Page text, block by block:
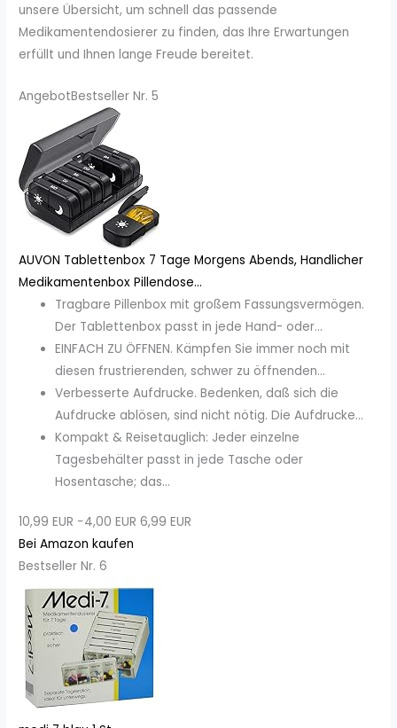
unsere Übersicht, um schnell das passende
Medikamentendosierer zu finden, das Ihre Erwartungen
erfüllt und Ihnen lange Freude bereitet.
AngebotBestseller Nr. 5
AUVON Tablettenbox 7 Tage Morgens Abends, Handlicher
Medikamentenbox Pillendose...
Tragbare Pillenbox mit großem Fassungsvermögen.
Der Tablettenbox passt in jede Hand- oder...
EINFACH ZU ÖFFNEN. Kämpfen Sie immer noch mit
diesen frustrierenden, schwer zu öffnenden...
Verbesserte Aufdrucke. Bedenken, daß sich die
Aufdrucke ablösen, sind nicht nötig. Die Aufdrucke...
Kompakt & Reisetauglich: Jeder einzelne
Tagesbehälter passt in jede Tasche oder
Hosentasche; das...
10,99 EUR −4,00 EUR 6,99 EUR
Bei Amazon kaufen
Bestseller Nr. 6